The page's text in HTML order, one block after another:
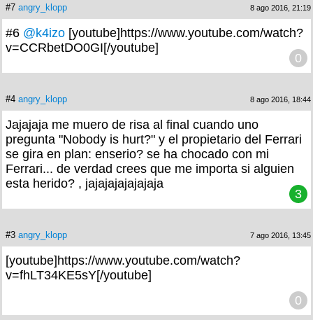
#7 angry_klopp 8 ago 2016, 21:19
#6 @k4izo [youtube]https://www.youtube.com/watch?
v=CCRbetDO0GI[/youtube]
0
#4 angry_klopp 8 ago 2016, 18:44
Jajajaja me muero de risa al final cuando uno
pregunta "Nobody is hurt?" y el propietario del Ferrari
se gira en plan: enserio? se ha chocado con mi
Ferrari... de verdad crees que me importa si alguien
esta herido? , jajajajajajajaja
3
#3 angry_klopp 7 ago 2016, 13:45
[youtube]https://www.youtube.com/watch?
v=fhLT34KE5sY[/youtube]
0